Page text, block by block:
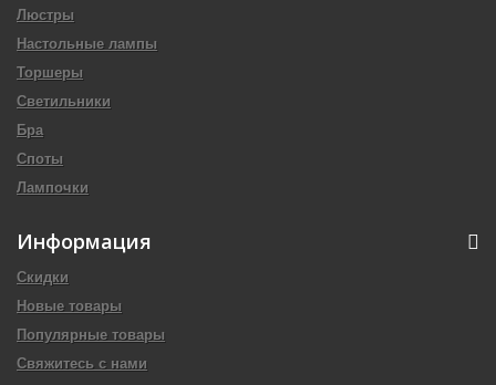
Люстры
Настольные лампы
Торшеры
Светильники
Бра
Споты
Лампочки
Информация
Скидки
Новые товары
Популярные товары
Свяжитесь с нами